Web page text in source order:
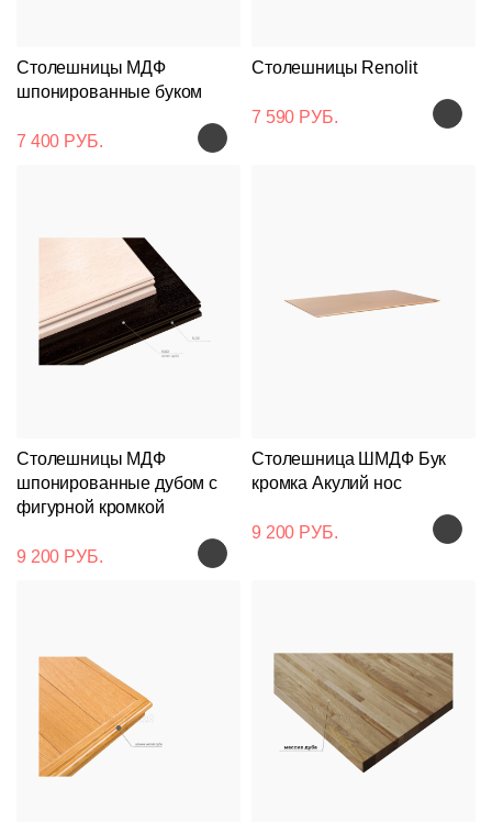
Столешницы МДФ
шпонированные буком
7 400 РУБ.
Столешницы Renolit
7 590 РУБ.
Столешницы МДФ
шпонированные дубом с
фигурной кромкой
9 200 РУБ.
Столешница ШМДФ Бук
кромка Акулий нос
9 200 РУБ.